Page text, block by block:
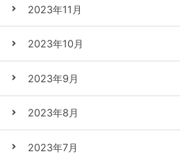
2023年11月
2023年10月
2023年9月
2023年8月
2023年7月